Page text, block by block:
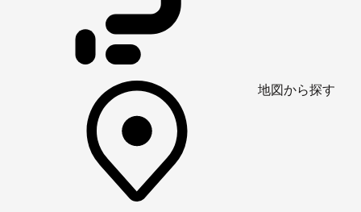
地図から探す